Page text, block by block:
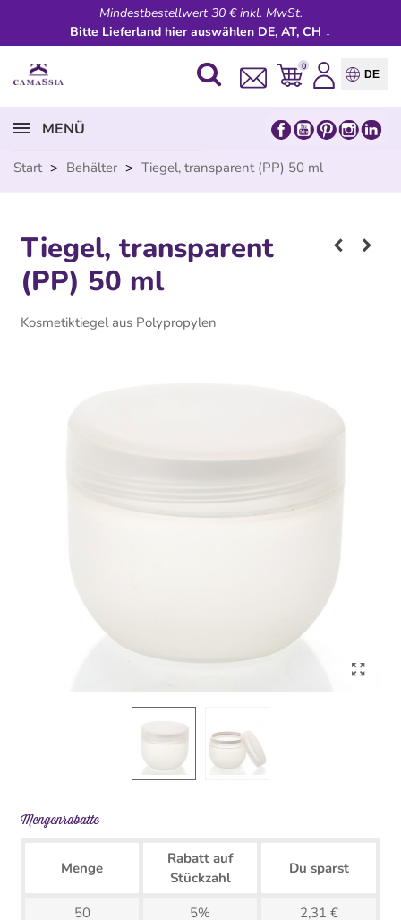
Mindestbestellwert 30 € inkl. MwSt.
Bitte Lieferland hier auswählen DE, AT, CH ↓
0
DE
MENÜ
Start > Behälter > Tiegel, transparent (PP) 50 ml
Tiegel, transparent
(PP) 50 ml
Kosmetiktiegel aus Polypropylen
Mengenrabatte
Menge
Rabatt auf
Stückzahl
Du sparst
50 5%
2,31 €